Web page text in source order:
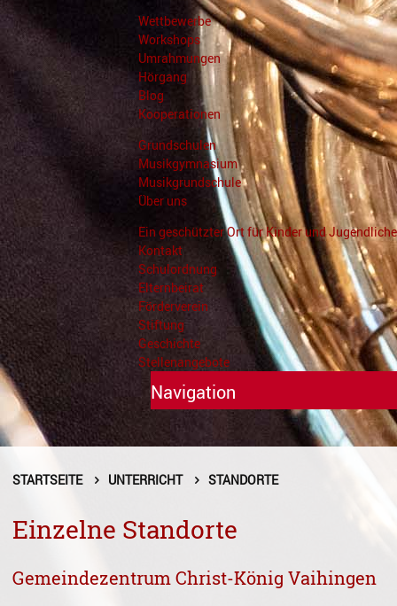
Wettbewerbe
Workshops
Umrahmungen
Hörgang
Blog
Kooperationen
Grundschulen
Musikgymnasium
Musikgrundschule
Über uns
Ein geschützter Ort für Kinder und Jugendliche
Kontakt
Schulordnung
Elternbeirat
Förderverein
Stiftung
Geschichte
Stellenangebote
Navigation
Unterricht
Fächer A - Z
Dirigieren
STARTSEITE UNTERRICHT STANDORTE
Einzelne Standorte
Gemeindezentrum Christ-König Vaihingen